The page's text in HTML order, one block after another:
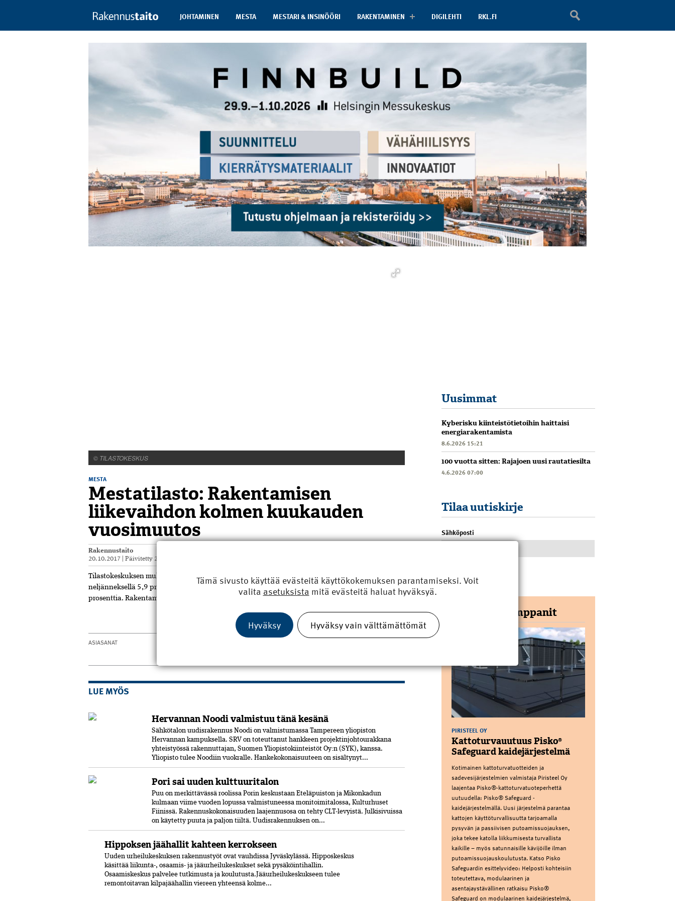
JOHTAMINEN MESTA MESTARI & INSINÖÖRI RAKENTAMINEN DIGILEHTI RKL.FI
© TILASTOKESKUS
MESTA
Mestatilasto: Rakentamisen
liikevaihdon kolmen kuukauden
vuosimuutos
Rakennustaito
20.10.2017 |Päivitetty 23.10.2017
Tilastokeskuksen mukaan rakennusyritysten liikevaihto kasvoi vuoden 2017 toisella
neljänneksellä 5,9 prosenttia. Vastaavalla ajanjaksolla vuotta aiemmin kasvua oli 11,7
prosenttia. Rakentamisen myynnin määrä kasvoi huhti-kesäkuussa 2,3 prosenttia.
ASIASANAT
LUE MYÖS
Hervannan Noodi valmistuu tänä kesänä
Sähkötalon uudisrakennus Noodi on valmistumassa Tampereen yliopiston
Hervannan kampuksella. SRV on toteuttanut hankkeen projektinjohtourakkana
yhteistyössä rakennuttajan, Suomen Yliopistokiinteistöt Oy:n (SYK), kanssa.
Yliopisto tulee Noodiin vuokralle. Hankekokonaisuuteen on sisältynyt...
Pori sai uuden kulttuuritalon
Puu on merkittävässä roolissa Porin keskustaan Eteläpuiston ja Mikonkadun
kulmaan viime vuoden lopussa valmistuneessa moni­toimitalossa, Kulturhuset
Fiinissä. Rakennuskokonaisuuden laajennusosa on tehty CLT-levyistä. Julkisivuissa
on käytetty puuta ja paljon tiiltä. Uudisrakennuksen on...
Hippoksen jäähallit kahteen kerrokseen
Uuden urheilukeskuksen rakennustyöt ovat vauhdissa Jyväskylässä. Hipposkeskus
käsittää liikunta-, osaamis- ja jääurheilukeskukset sekä pysäköintihallin.
Osaamiskeskus palvelee tutkimusta ja koulutusta.Jääurheilukeskukseen tulee
remontoitavan kilpajäähallin viereen yhteensä kolme...
Uusimmat
Kyberisku kiinteistötietoihin haittaisi
energiarakentamista
8.6.2026 15:21
100 vuotta sitten: Rajajoen uusi rautatiesilta
4.6.2026 07:00
Tilaa uutiskirje
Sähköposti
Yhteistyökumppanit
PIRISTEEL OY
Kattoturvauutuus Pisko®
Safeguard kaidejärjestelmä
Kotimainen kattoturvatuotteiden ja
sadevesijärjestelmien valmistaja Piristeel Oy
laajentaa Pisko®-kattoturvatuoteperhettä
uutuudella: Pisko® Safeguard -
kaidejärjestelmällä. Uusi järjestelmä parantaa
kattojen käyttöturvallisuutta tarjoamalla
pysyvän ja passiivisen putoamissuojauksen,
joka tekee katolla liikkumisesta turvallista
kaikille – myös satunnaisille kävijöille ilman
putoamissuojauskoulutusta. Katso Pisko
Safeguardin esittelyvideo: Helposti kohteisiin
toteutettava, modulaarinen ja
asentajaystävällinen ratkaisu Pisko®
Safeguard on modulaarinen kaidejärjestelmä,
Tämä sivusto käyttää evästeitä käyttökokemuksen parantamiseksi. Voit
valita asetuksista mitä evästeitä haluat hyväksyä.
Hyväksy Hyväksy vain välttämättömät